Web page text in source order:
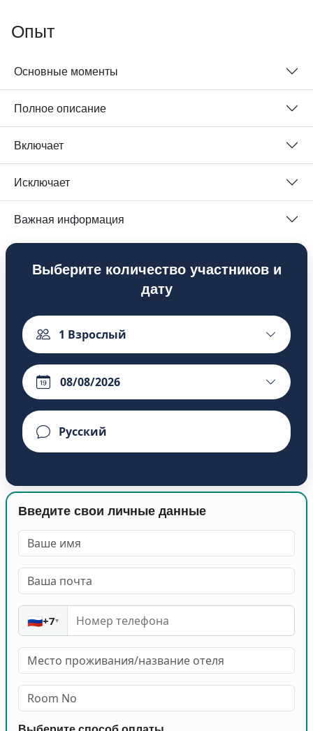
Опыт
Основные моменты
Полное описание
Включает
Исключает
Важная информация
Выберите количество участников и
дату
1 Взрослый
Введите свои личные данные
🇷🇺+7▾